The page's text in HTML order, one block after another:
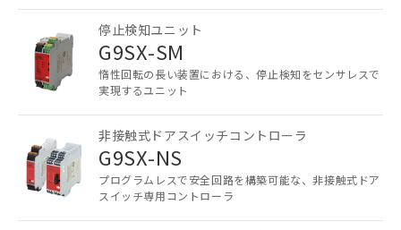
停止検知ユニット
G9SX-SM
惰性回転の長い装置における、停止検知をセンサレスで
実現するユニット
非接触式ドアスイッチコントローラ
G9SX-NS
プログラムレスで安全回路を構築可能な、非接触式ドア
スイッチ専用コントローラ
ご利用条件
以下の条件をお読みいただき、同意のうえ
ご利用ください。